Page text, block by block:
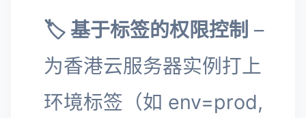
🏷️ 基于标签的权限控制 –
为香港云服务器实例打上
环境标签（如 env=prod,